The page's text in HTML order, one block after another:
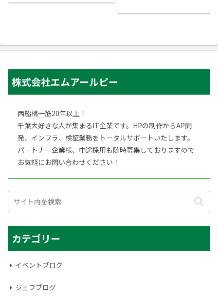
株式会社エムアールピー
西船橋一筋20年以上！
千葉大好きな人が集まるIT企業です。HPの制作からAP開
発、インフラ、検証業務をトータルサポートいたします。
パートナー企業様、中途採用も随時募集しておりますので
お気軽にお問い合わせください！
カテゴリー
イベントブログ
ジェフブログ